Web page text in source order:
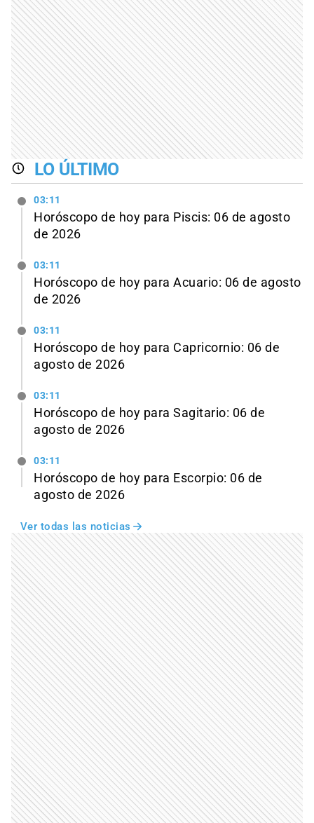
LO ÚLTIMO
03:11
Horóscopo de hoy para Piscis: 06 de agosto
de 2026
03:11
Horóscopo de hoy para Acuario: 06 de agosto
de 2026
03:11
Horóscopo de hoy para Capricornio: 06 de
agosto de 2026
03:11
Horóscopo de hoy para Sagitario: 06 de
agosto de 2026
03:11
Horóscopo de hoy para Escorpio: 06 de
agosto de 2026
Ver todas las noticias